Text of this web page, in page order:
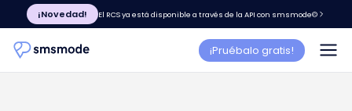
¡Novedad! El RCS ya está disponible a través de la API con smsmode©
¡Pruébalo gratis!